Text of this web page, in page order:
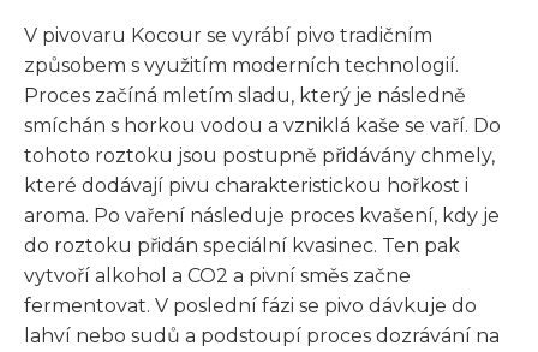
V pivovaru Kocour se vyrábí pivo tradičním
způsobem s využitím moderních technologií.
Proces začíná mletím sladu, který je následně
smíchán s horkou vodou a vzniklá kaše se vaří. Do
tohoto roztoku jsou postupně přidávány chmely,
které dodávají pivu charakteristickou hořkost i
aroma. Po vaření následuje proces kvašení, kdy je
do roztoku přidán speciální kvasinec. Ten pak
vytvoří alkohol a CO2 a pivní směs začne
fermentovat. V poslední fázi se pivo dávkuje do
lahví nebo sudů a podstoupí proces dozrávání na